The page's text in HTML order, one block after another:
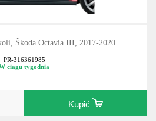
Škoda Octavia III, 2017-2020
PR-316361985
ciągu tygodnia
Kupić